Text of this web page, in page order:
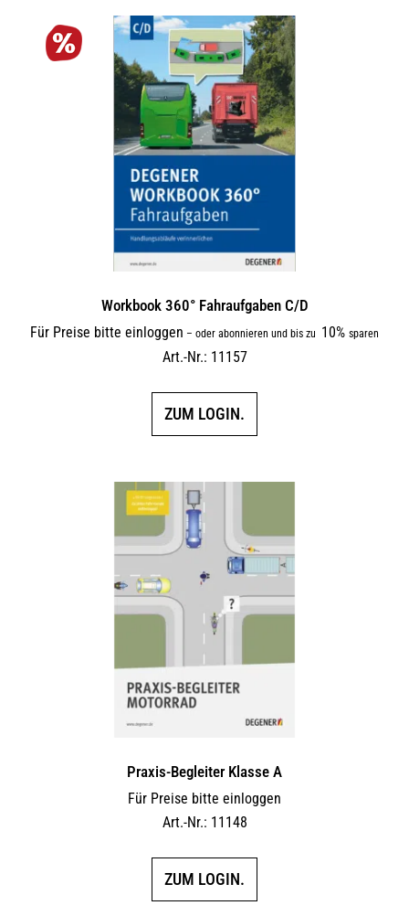
Workbook 360° Fahraufgaben C/D
Für Preise bitte einloggen – oder abonnieren und bis zu 10% sparen
Art.-Nr.: 11157
ZUM LOGIN.
Praxis-Begleiter Klasse A
Für Preise bitte einloggen
Art.-Nr.: 11148
ZUM LOGIN.